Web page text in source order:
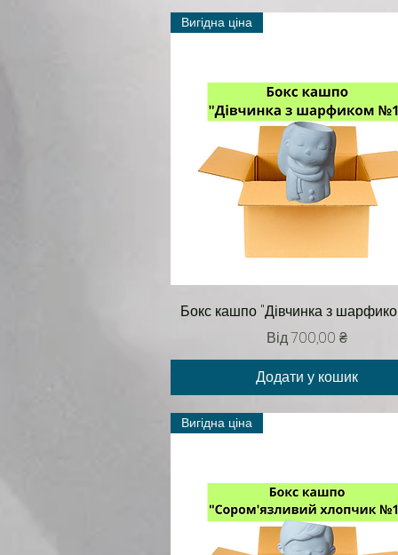
Швидкий перегляд
Вигідна ціна
Бокс кашпо "Дівчинка з
Від700,00 ₴
За розпродажем
Додати у кошик
Вигідна ціна